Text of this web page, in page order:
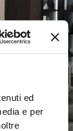
ed
e per